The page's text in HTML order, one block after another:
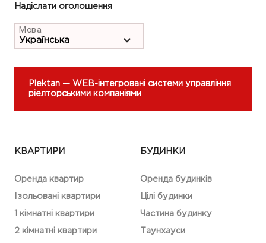
Надіслати оголошення
Мова
Plektan — WEB-інтегровані системи управління
ріелторськими компаніями
КВАРТИРИ
Оренда квартир
Ізольовані квартири
1 кімнатні квартири
2 кімнатні квартири
БУДИНКИ
Оренда будинків
Цілі будинки
Частина будинку
Таунхауси